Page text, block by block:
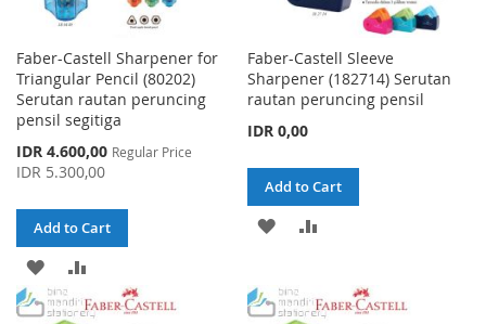
Faber-Castell Sharpener for
Triangular Pencil (80202)
Serutan rautan peruncing
pensil segitiga
Special
Price
IDR 4.600,00 Regular Price
IDR 5.300,00
Add to Cart
ADD
TO
TO
Faber-Castell Sleeve
Sharpener (182714) Serutan
rautan peruncing pensil
IDR 0,00
Add to Cart
ADD
WISHCOMPARE